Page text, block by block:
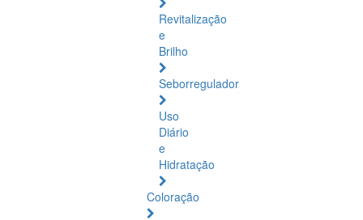
Revitalização
e
Brilho
Seborregulador
Uso
Diário
e
Hidratação
Coloração